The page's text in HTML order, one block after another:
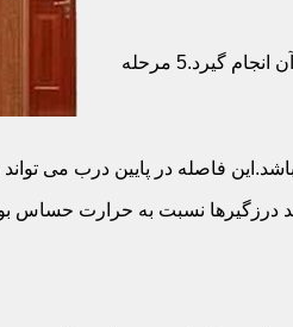
برای حصول اطمینان از عملکرد دربهای ضد حریق مطابق با دسته بندی و مقاومت آن ها،باید تست روی آن انجام گیرد.5 مرحله
درزگیرها نسبت به حرارت حساس